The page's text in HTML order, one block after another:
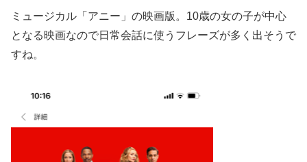
ミュージカル「アニー」の映画版。10歳の女の子が中心
となる映画なので日常会話に使うフレーズが多く出そうで
すね。